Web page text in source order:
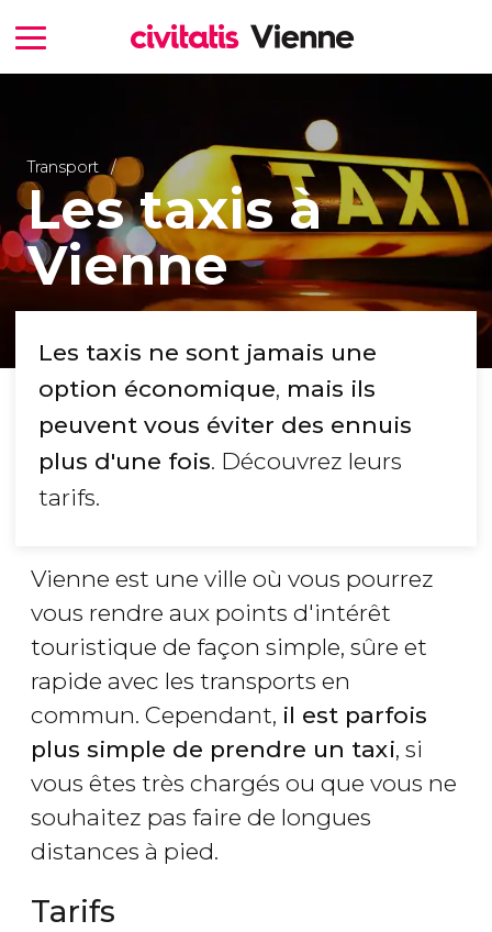
Transport
Les taxis à
Vienne
Les taxis ne sont jamais une
option économique, mais ils
peuvent vous éviter des ennuis
plus d'une fois. Découvrez leurs
tarifs.
Vienne est une ville où vous pourrez
vous rendre aux points d'intérêt
touristique de façon simple, sûre et
rapide avec les transports en
commun. Cependant, il est parfois
plus simple de prendre un taxi, si
vous êtes très chargés ou que vous ne
souhaitez pas faire de longues
distances à pied.
Tarifs